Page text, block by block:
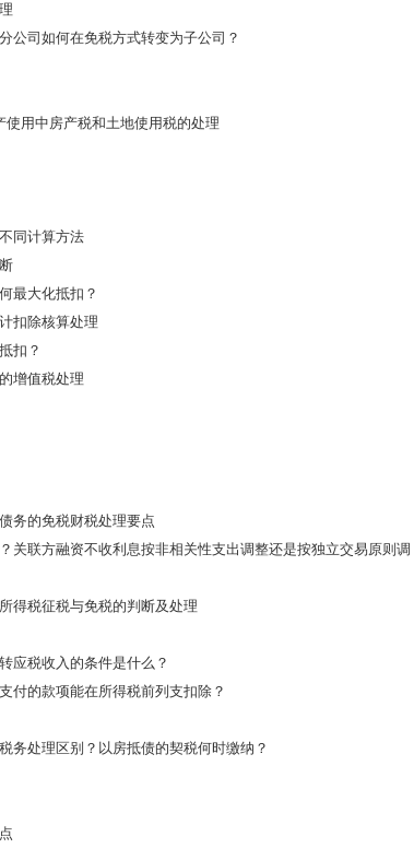
公司如何在免税方式转变为子公司？
用中房产税和土地使用税的处理
同计算方法
最大化抵扣？
扣除核算处理
扣？
增值税处理
务的免税财税处理要点
关联方融资不收利息按非相关性支出调整还是按独立交易原则调
得税征税与免税的判断及处理
应税收入的条件是什么？
付的款项能在所得税前列支扣除？
务处理区别？以房抵债的契税何时缴纳？